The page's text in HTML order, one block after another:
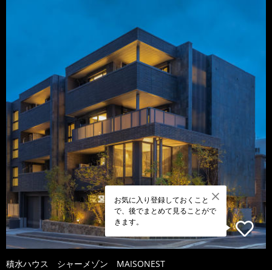
お気に入り登録しておくこと
で、後でまとめて見ることがで
きます。
積水ハウス シャーメゾン MAISONEST